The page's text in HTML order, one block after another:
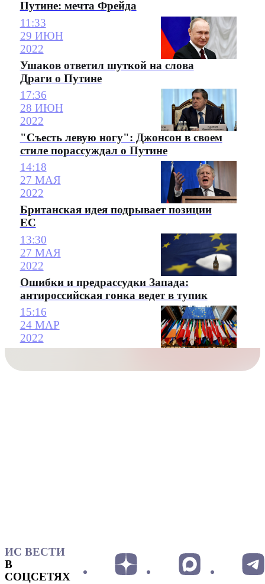
Путине: мечта Фрейда
11:33
29 ИЮН
2022
Ушаков ответил шуткой на слова
Драги о Путине
17:36
28 ИЮН
2022
"Съесть левую ногу": Джонсон в своем
стиле порассуждал о Путине
14:18
27 МАЯ
2022
Британская идея подрывает позиции
ЕС
13:30
27 МАЯ
2022
Ошибки и предрассудки Запада:
антироссийская гонка ведет в тупик
15:16
24 МАР
2022
ИС ВЕСТИ
В
СОЦСЕТЯХ